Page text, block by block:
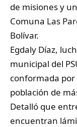
de misiones y
Comuna Las
Bolívar.
Egdaly Díaz,
municipal del
conformada
población de
Detalló que
encuentran